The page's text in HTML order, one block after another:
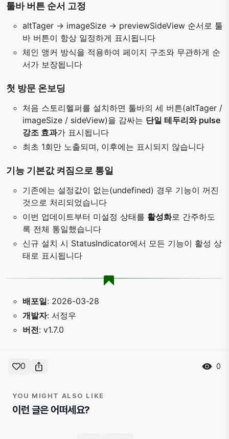
툴바 버튼 순서 고정
altTager → imageSize → previewSideView 순서로 툴
바 버튼이 항상 일정하게 표시됩니다
체인 앵커 방식을 적용하여 페이지 구조와 무관하게 순
서가 보장됩니다
첫 방문 온보딩
처음 스토리헬퍼를 설치하면 툴바의 세 버튼(altTager /
imageSize / sideView)을 감싸는 단일 테두리와 pulse
강조 효과가 표시됩니다
최초 1회만 노출되며, 이후에는 표시되지 않습니다
기능 기본값 켜짐으로 통일
기존에는 설정값이 없는(undefined) 경우 기능이 꺼진
것으로 처리되었습니다
이번 업데이트부터 미설정 상태를 활성화로 간주하도
록 전체 통일했습니다
신규 설치 시 StatusIndicator에서 모든 기능이 활성 상
태로 표시됩니다
배포일: 2026-03-28
개발자: 서정우
버전: v1.7.0
0 0
YOU MIGHT ALSO LIKE
이런 글은 어떠세요?